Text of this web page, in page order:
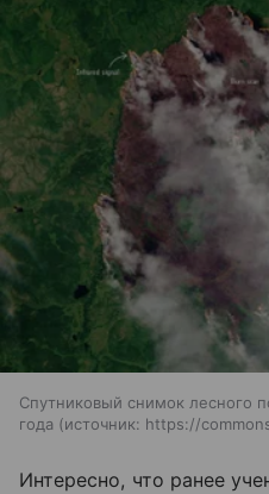
Спутниковый снимок лесного
года
источник: https://
Интересно, что ранее